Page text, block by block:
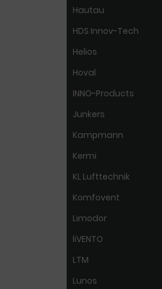
Hautau
HDS Innov-Tech
Helios
Hoval
INNO-Products
Junkers
Kampmann
Kermi
KL Lufttechnik
Komfovent
Limodor
liVENTO
LTM
Lunos